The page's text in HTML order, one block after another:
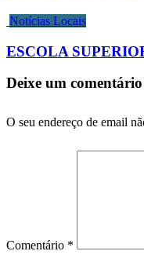
Notícias Locais
ESCOLA
Deixe um comentário
O seu endereço de email
Comentário *